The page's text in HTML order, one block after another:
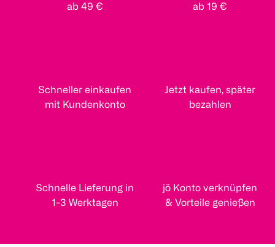
ab 49 €
ab 19 €
Schneller einkaufen
mit Kundenkonto
Jetzt kaufen, später
bezahlen
Schnelle Lieferung in
1-3 Werktagen
jö Konto verknüpfen
& Vorteile genießen